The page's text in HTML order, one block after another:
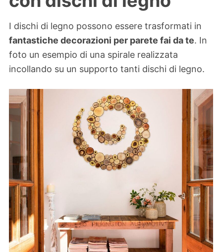
I dischi di legno possono essere trasformati in
fantastiche decorazioni per parete fai da te. In
foto un esempio di una spirale realizzata
incollando su un supporto tanti dischi di legno.